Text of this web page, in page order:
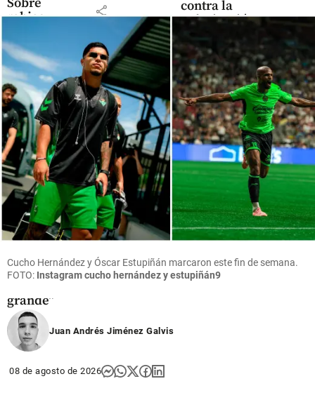
rabias
seguidas
share
share
contra la
polarización
tóxica
share
Fútbol
Jáminton
Campaz
revela su
futuro tras
brillar en
Argentina:
“Quiero
salir por la
grande”
share
Cucho Hernández y Óscar Estupiñán marcaron este fin de semana.
FOTO: Instagram cucho hernández y estupiñán9
Juan Andrés Jiménez Galvis
08 de agosto de 2026